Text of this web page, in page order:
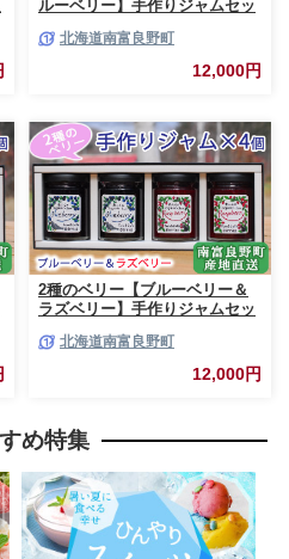
ルーベリー】手作りジャムセッ
ャム ベリー ハスカップ ブルー
北海道南富良野町
12,000円
2種のベリー【ブルーベリー＆
ラズベリー】手作りジャムセッ
ャム ベリー ブルーベリー ラズ
ベリー ソース カシス 果実 てん
北海道南富良野町
12,000円
め特集